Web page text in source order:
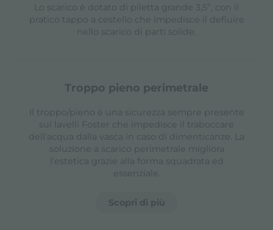
Lo scarico è dotato di piletta grande 3,5”, con il
pratico tappo a cestello che impedisce il defluire
nello scarico di parti solide.
troppo pieno perimetrale
Il troppo/pieno è una sicurezza sempre presente
sui lavelli Foster che impedisce il traboccare
dell’acqua dalla vasca in caso di dimenticanze. La
soluzione a scarico perimetrale migliora
l’estetica grazie alla forma squadrata ed
essenziale.
Scopri di più